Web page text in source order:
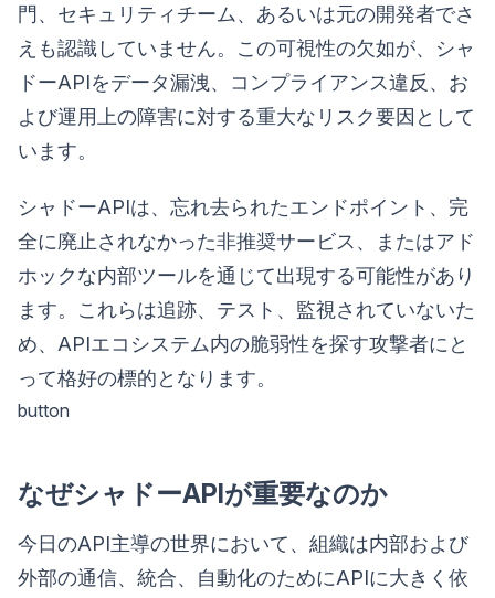
門、セキュリティチーム、あるいは元の開発者でさ
えも認識していません。この可視性の欠如が、シャ
ドーAPIをデータ漏洩、コンプライアンス違反、お
よび運用上の障害に対する重大なリスク要因として
います。
シャドーAPIは、忘れ去られたエンドポイント、完
全に廃止されなかった非推奨サービス、またはアド
ホックな内部ツールを通じて出現する可能性があり
ます。これらは追跡、テスト、監視されていないた
め、APIエコシステム内の脆弱性を探す攻撃者にと
って格好の標的となります。
button
なぜシャドーAPIが重要なのか
今日のAPI主導の世界において、組織は内部および
外部の通信、統合、自動化のためにAPIに大きく依